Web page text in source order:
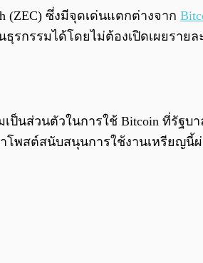
(ZEC) ซึ่งมีจุดเด่นแตกต่างจาก
ธุรกรรมได้โดยไม่ต้องเปิดเผยราย
ป็นส่วนตัวในการใช้ Bitcoin ที่รัฐบ
าโพสต์สนับสนุนการใช้งานเหรียญ